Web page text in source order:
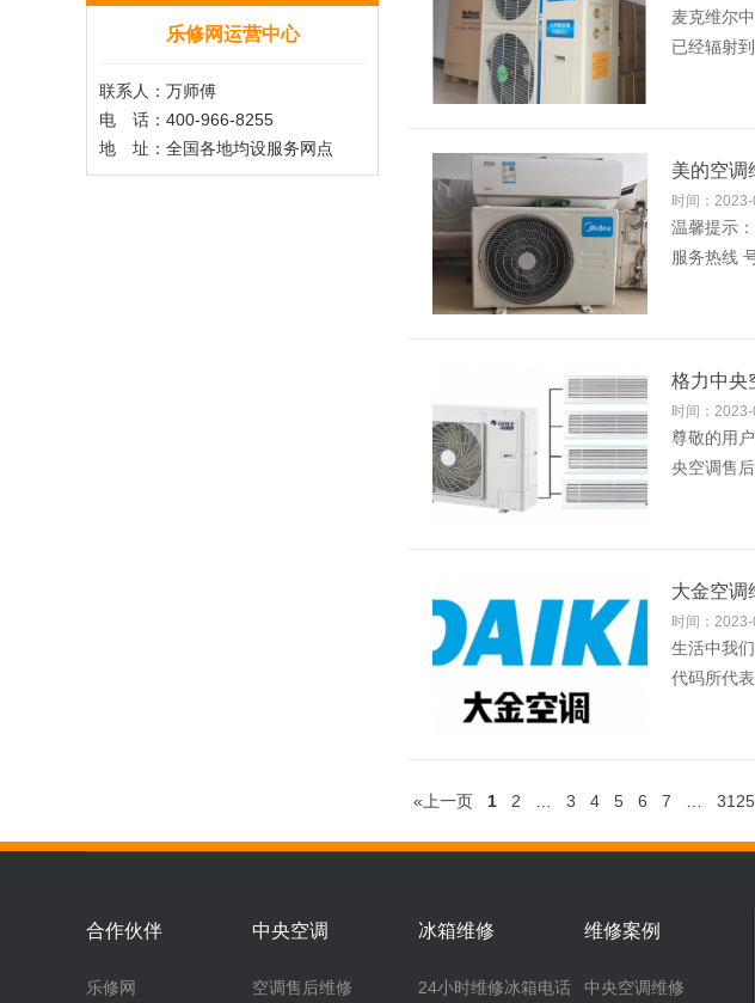
乐修网运营中心
联系人：万师傅
电 话：400-966-8255
地 址：全国各地均设服务网点
麦克维尔
已经辐射
美的空调
时间：
温馨提示
服务热线
格力中央
时间：
尊敬的用
央空调售
大金空调
时间：
生活中我
代码所代
«上一页 1 2 3 4 5 6 7 3125
合作伙伴
乐修网
中央空调
空调售后维修
冰箱维修
24小时维修冰箱电话
维修案例
中央空调维修